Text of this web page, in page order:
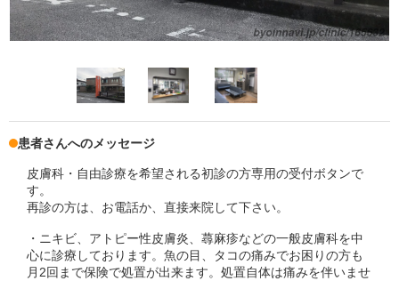
患者さんへのメッセージ
皮膚科・自由診療を希望される初診の方専用の受付ボタンで
す。
再診の方は、お電話か、直接来院して下さい。
・ニキビ、アトピー性皮膚炎、蕁麻疹などの一般皮膚科を中
心に診療しております。魚の目、タコの痛みでお困りの方も
月2回まで保険で処置が出来ます。処置自体は痛みを伴いませ